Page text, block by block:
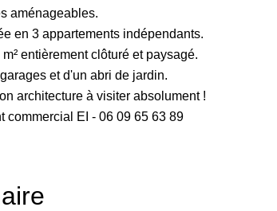
aménageables.
en 3 appartements indépendants.
entièrement clôturé et paysagé.
et d'un abri de jardin.
architecture à visiter absolument !
commercial EI - 06 09 65 63 89